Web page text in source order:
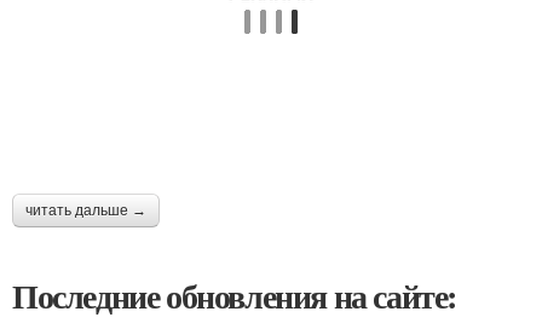
читать дальше →
Последние обновления на сайте: